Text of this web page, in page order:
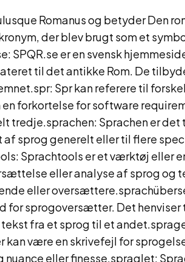
Romanus og betyder Den
der blev brugt som et
SPQR.se er en svensk
til det antikke Rom. De
Spr kan referere til
forkortelse for software
tredje.sprachen: Sprachen er det
sprog generelt eller til flere
Sprachtools er et værktøj eller
eller analyse af sprog og
eller
for sprogoversætter. Det henviser
fra et sprog til et
kan være en skrivefejl for
nuance eller finesse.spraglet: